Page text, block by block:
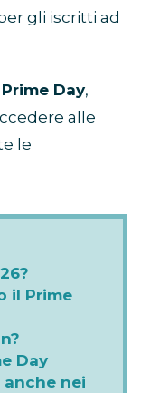
gli iscritti ad
Day,
alle
le
il Prime
Day
anche nei